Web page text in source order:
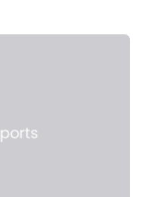
um Prof. Dr. Marc
Die Forschenden des